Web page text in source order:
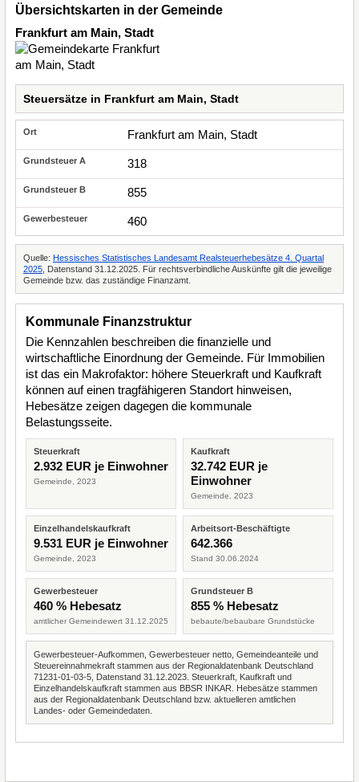
Übersichtskarten in der Gemeinde
Frankfurt am Main, Stadt
Steuersätze in Frankfurt am Main, Stadt
Frankfurt am Main, Stadt
318
855
460
Quelle: Hessisches Statistisches Landesamt Realsteuerhebesätze 4. Quartal
2025 , Datenstand 31.12.2025. Für rechtsverbindliche Auskünfte gilt die jeweilige
Gemeinde bzw. das zuständige Finanzamt.
Kommunale Finanzstruktur
Die Kennzahlen beschreiben die finanzielle und
wirtschaftliche Einordnung der Gemeinde. Für Immobilien
ist das ein Makrofaktor: höhere Steuerkraft und Kaufkraft
können auf einen tragfähigeren Standort hinweisen,
Hebesätze zeigen dagegen die kommunale
Belastungsseite.
Steuerkraft
2.932 EUR je Einwohner
Gemeinde, 2023
Kaufkraft
32.742 EUR je
Einwohner
Gemeinde, 2023
Einzelhandelskaufkraft
9.531 EUR je Einwohner
Gemeinde, 2023
Arbeitsort-Beschäftigte
642.366
Stand 30.06.2024
Gewerbesteuer
460 % Hebesatz
amtlicher Gemeindewert 31.12.2025
Grundsteuer B
855 % Hebesatz
bebaute/bebaubare Grundstücke
Gewerbesteuer-Aufkommen, Gewerbesteuer netto, Gemeindeanteile und
Steuereinnahmekraft stammen aus der Regionaldatenbank Deutschland
71231-01-03-5, Datenstand 31.12.2023. Steuerkraft, Kaufkraft und
Einzelhandelskaufkraft stammen aus BBSR INKAR. Hebesätze stammen
aus der Regionaldatenbank Deutschland bzw. aktuelleren amtlichen
Landes- oder Gemeindedaten.